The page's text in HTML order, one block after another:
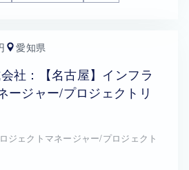
愛知県
社：【名古屋】インフラ
ージャー/プロジェクトリ
ジェクトマネージャー/プロジェクト